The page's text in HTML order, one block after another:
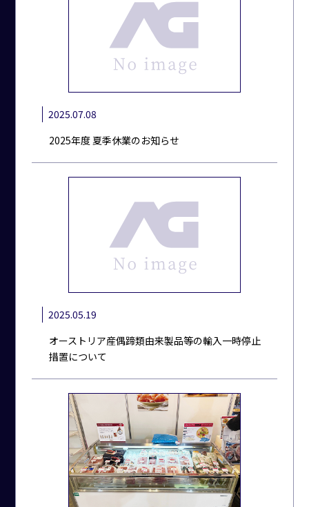
2025.07.08
2025年度 夏季休業のお知らせ
2025.05.19
オーストリア産偶蹄類由来製品等の輸入一時停止
措置について